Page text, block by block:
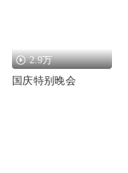
2.9万
国庆特别晚会